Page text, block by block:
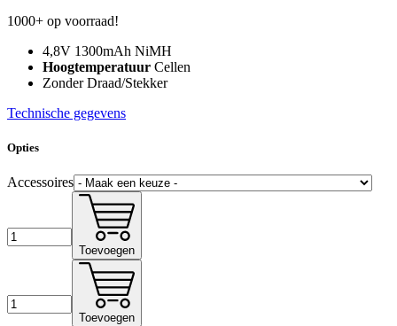
1000+ op voorraad!
4,8V 1300mAh NiMH
Hoogtemperatuur Cellen
Zonder Draad/Stekker
Technische gegevens
Opties
Accessoires
Toevoegen
Toevoegen